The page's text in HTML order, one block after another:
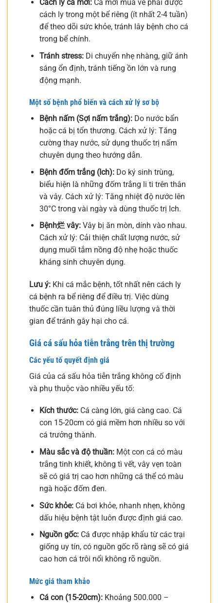
Cách ly cá mới:Cá mới mua về phải được
cách ly trong một bể riêng (ít nhất 2-4 tuần)
để theo dõi sức khỏe, tránh lây bệnh cho cá
trong bể chính.
Tránh stress:Di chuyển nhẹ nhàng, giữ ánh
sáng ổn định, tránh tiếng ồn lớn và rung
động mạnh.
Một số bệnh phổ biến và cách xử lý sơ bộ
Bệnh nấm (Sợi nấm trắng):Do nước bẩn
hoặc cá bị tổn thương. Cách xử lý: Tăng
cường thay nước, sử dụng thuốc trị nấm
chuyên dụng theo hướng dẫn.
Bệnh đốm trắng (Ich):Do ký sinh trùng,
biểu hiện là những đốm trắng li ti trên thân
và vây. Cách xử lý: Tăng nhiệt độ nước lên
30°C trong vài ngày và dùng thuốc trị Ich.
Bệnh烂 vây:Vây bị ăn mòn, dính vào nhau.
Cách xử lý: Cải thiện chất lượng nước, sử
dụng muối tắm nồng độ nhẹ hoặc thuốc
kháng sinh chuyên dụng.
Lưu ý: Khi cá mắc bệnh, tốt nhất nên cách ly
cá bệnh ra bể riêng để điều trị. Việc dùng
thuốc cần tuân thủ đúng liều lượng và thời
gian để tránh gây hại cho cá.
Giá cá sấu hỏa tiễn trắng trên thị trường
Các yếu tố quyết định giá
Giá của cá sấu hỏa tiễn trắng không cố định
và phụ thuộc vào nhiều yếu tố:
Kích thước:Cá càng lớn, giá càng cao. Cá
con 15-20cm có giá mềm hơn nhiều so với
cá trưởng thành.
Màu sắc và độ thuần:Một con cá có màu
trắng tinh khiết, không tì vết, vây vẹn toàn
sẽ có giá trị cao hơn những cá thể có màu
ngà hoặc đốm đen.
Sức khỏe:Cá bơi khỏe, nhanh nhẹn, không
dấu hiệu bệnh tật luôn được định giá cao.
Nguồn gốc:Cá được nhập khẩu từ các trại
giống uy tín, có nguồn gốc rõ ràng sẽ có giá
cao hơn cá trôi nổi không rõ nguồn.
Mức giá tham khảo
Cá con (15-20cm):Khoảng 500.000 –